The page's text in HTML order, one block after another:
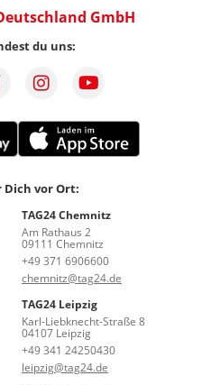
GmbH
du uns:
vor Ort:
TAG24 Chemnitz
Am Rathaus 2
09111 Chemnitz
+49 371 6906600
chemnitz@tag24.de
TAG24 Leipzig
Karl-Liebknecht-Straße 8
04107 Leipzig
+49 341 24250430
leipzig@tag24.de